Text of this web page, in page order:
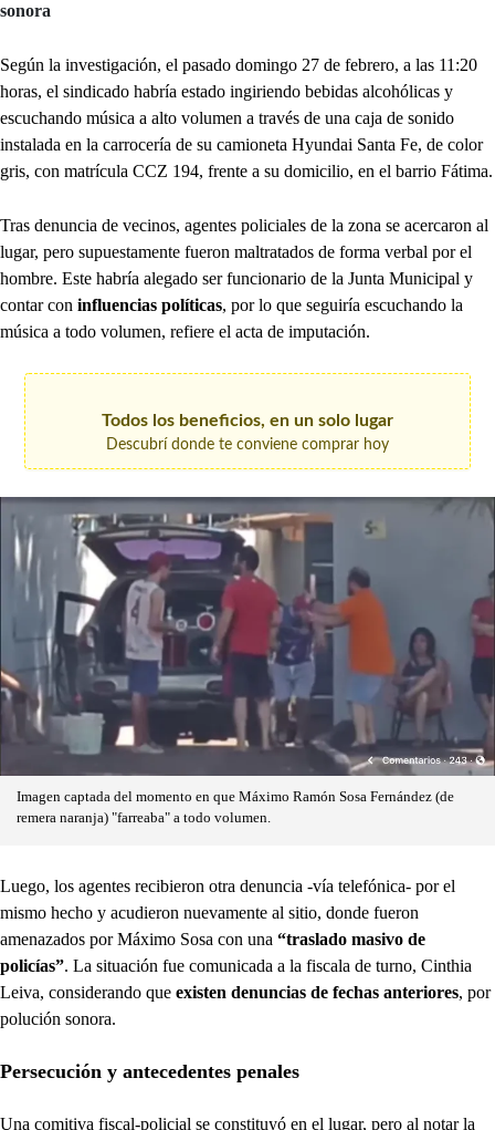
sonora
Según la investigación, el pasado domingo 27 de febrero, a las 11:20
horas, el sindicado habría estado ingiriendo bebidas alcohólicas y
escuchando música a alto volumen a través de una caja de sonido
instalada en la carrocería de su camioneta Hyundai Santa Fe, de color
gris, con matrícula CCZ 194, frente a su domicilio, en el barrio Fátima.
Tras denuncia de vecinos, agentes policiales de la zona se acercaron al
lugar, pero supuestamente fueron maltratados de forma verbal por el
hombre. Este habría alegado ser funcionario de la Junta Municipal y
contar con influencias políticas, por lo que seguiría escuchando la
música a todo volumen, refiere el acta de imputación.
Todos los beneficios, en un solo lugar
Descubrí donde te conviene comprar hoy
Imagen captada del momento en que Máximo Ramón Sosa Fernández (de
remera naranja) "farreaba" a todo volumen.
Luego, los agentes recibieron otra denuncia -vía telefónica- por el
mismo hecho y acudieron nuevamente al sitio, donde fueron
amenazados por Máximo Sosa con una “traslado masivo de
policías”. La situación fue comunicada a la fiscala de turno, Cinthia
Leiva, considerando que existen denuncias de fechas anteriores, por
polución sonora.
Persecución y antecedentes penales
Una comitiva fiscal-policial se constituyó en el lugar, pero al notar la